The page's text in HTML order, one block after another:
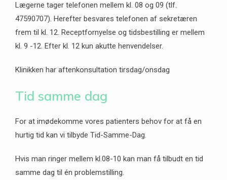
Lægerne tager telefonen mellem kl. 08 og 09 (tlf.
47590707). Herefter besvares telefonen af sekretæren
frem til kl. 12. Receptfornyelse og tidsbestilling er mellem
kl. 9 -12. Efter kl. 12 kun akutte henvendelser.
Klinikken har aftenkonsultation tirsdag/onsdag
Tid samme dag
For at imødekomme vores patienters behov for at få en
hurtig tid kan vi tilbyde Tid-Samme-Dag.
Hvis man ringer mellem kl.08-10 kan man få tilbudt en tid
samme dag til én problemstilling.